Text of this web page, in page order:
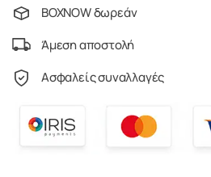
BOXNOW δωρεάν
Άμεση αποστολή
Ασφαλείς συναλλαγές